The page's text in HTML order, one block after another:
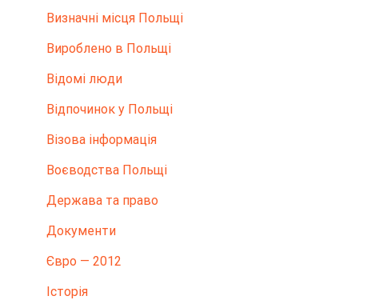
Визначні місця Польщі
Вироблено в Польщі
Відомі люди
Відпочинок у Польщі
Візова інформація
Воєводства Польщі
Держава та право
Документи
Євро — 2012
Історія